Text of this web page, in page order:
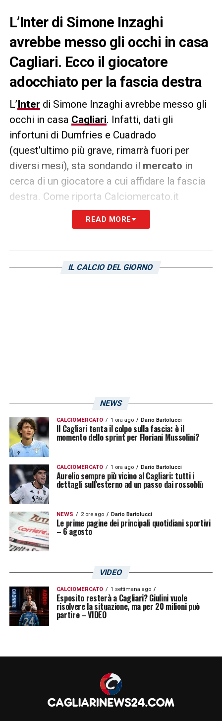
L’Inter di Simone Inzaghi
avrebbe messo gli occhi in casa
Cagliari. Ecco il giocatore
adocchiato per la fascia destra
L’Inter di Simone Inzaghi avrebbe messo gli
occhi in casa Cagliari. Infatti, dati gli
infortuni di Dumfries e Cuadrado
(quest’ultimo più grave, rimarrà fuori per
diversi mesi), sta sondando il mercato in
cerca di un giocatore a cui affidare la fascia
destra. Come riporta Calciomercato.it
Gabriele Zappa, esterno del club isolano,
potrebbe essere una scelta molto comoda in
inserito nella lista per la Champions League.
READ MORE
IL CALCIO DEL GIORNO
NEWS
CALCIOMERCATO 1 ora ago Dario Bartolucci
Il Cagliari tenta il colpo sulla fascia: è il
momento dello sprint per Floriani Mussolini?
CALCIOMERCATO 1 ora ago Dario Bartolucci
Aurelio sempre più vicino al Cagliari: tutti i
dettagli sull’esterno ad un passo dai rossoblù
NEWS 2 ore ago Dario Bartolucci
Le prime pagine dei principali quotidiani sportivi
– 6 agosto
VIDEO
CALCIOMERCATO 1 settimana ago
Esposito resterà a Cagliari? Giulini vuole
risolvere la situazione, ma per 20 milioni può
partire – VIDEO